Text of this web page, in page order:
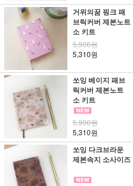
거위의꿈 핑크 패
브릭커버 제본노트
소 키트
5,900원
5,310원
쏘잉 베이지 패브
릭커버 제본노트
소 키트
5,900원
5,310원
쏘잉 다크브라운
제본속지 소사이즈